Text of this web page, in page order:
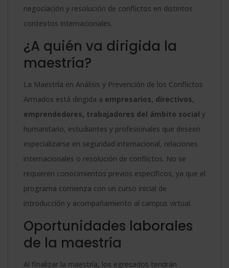
negociación y resolución de conflictos en distintos
contextos internacionales.
¿A quién va dirigida la
maestría?
La Maestría en Análisis y Prevención de los Conflictos
Armados está dirigida a empresarios, directivos,
emprendedores, trabajadores del ámbito social y
humanitario, estudiantes y profesionales que deseen
especializarse en seguridad internacional, relaciones
internacionales o resolución de conflictos. No se
requieren conocimientos previos específicos, ya que el
programa comienza con un curso inicial de
introducción y acompañamiento al campus virtual.
Oportunidades laborales
de la maestría
Al finalizar la maestría, los egresados tendrán